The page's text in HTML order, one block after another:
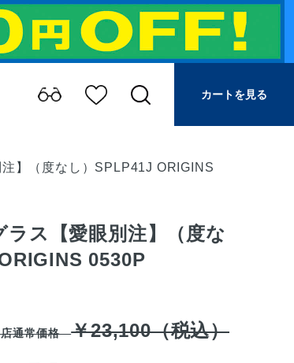
カートを見る
】（度なし）SPLP41J ORIGINS
ス【愛眼別注】（度な
0530P
店通常価格￥23,100（税込）